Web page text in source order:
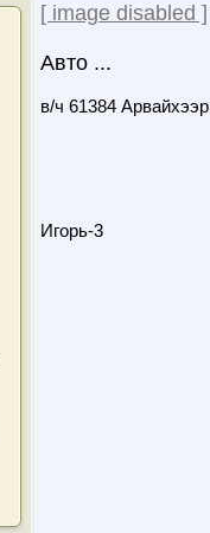
[ image disabled ]
Авто ...
в/ч 61384
Игорь-3